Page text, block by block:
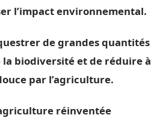
l’impact environnemental.
de grandes quantités
la biodiversité et de réduire à
par l’agriculture.
réinventée